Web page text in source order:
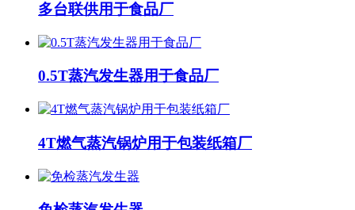
多台联供用于食品厂
0.5T蒸汽发生器用于食品厂
4T燃气蒸汽锅炉用于包装纸箱厂